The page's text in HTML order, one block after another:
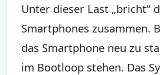
Unter dieser Last „bricht“
Smartphones zusammen.
das Smartphone neu zu
im Bootloop stehen. Das